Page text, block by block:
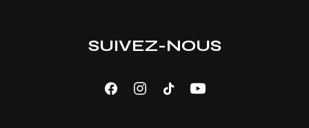
SUIVEZ-NOUS